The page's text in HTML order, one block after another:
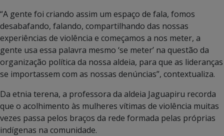
“A gente foi criando assim um espaço de fala, fomos
desabafando, falando, compartilhando das nossas
experiências de violência e começamos a nos meter, a
gente usa essa palavra mesmo ‘se meter’ na questão da
organização política da nossa aldeia, para que as lideranças
se importassem com as nossas denúncias”, contextualiza.
Da etnia terena, a professora da aldeia Jaguapiru recorda
que o acolhimento às mulheres vítimas de violência muitas
vezes passa pelos braços da rede formada pelas próprias
indígenas na comunidade.